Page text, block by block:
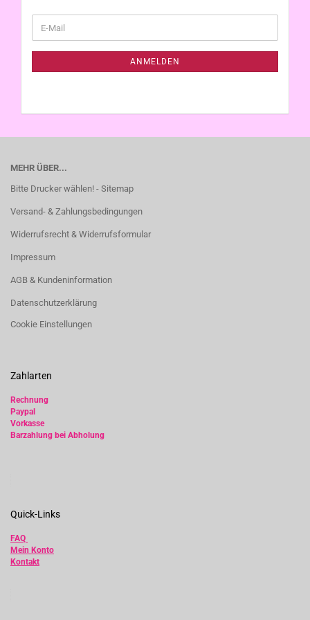
ZUR
E-
Mail
ANMELDEN
MEHR ÜBER...
Bitte Drucker wählen! - Sitemap
Versand- & Zahlungsbedingungen
Widerrufsrecht & Widerrufsformular
Impressum
AGB & Kundeninformation
Datenschutzerklärung
Cookie Einstellungen
Zahlarten
Rechnung
Paypal
Vorkasse
Barzahlung bei Abholung
Quick-Links
FAQ
Mein Konto
Kontakt